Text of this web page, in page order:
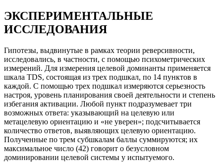
ЭКСПЕРИМЕНТАЛЬНЫЕ
ИССЛЕДОВАНИЯ
Гипотезы, выдвинутые в рамках теории реверсивности,
исследовались, в частности, с помощью психометрических
измерений. Для измерения целевой доминанты применяется
шкала TDS, состоящая из трех подшкал, по 14 пунктов в
каждой. С помощью трех подшкал измеряются серьезность
настроя, уровень планирования своей деятельности и степень
избегания активации. Любой пункт подразумевает три
возможных ответа: указывающий на целевую или
метацелевую ориентацию и «не уверен»; подсчитывается
количество ответов, выявляющих целевую ориентацию.
Полученные по трем субшкалам баллы суммируются; их
максимальное число (42) говорит о безусловном
доминировании целевой системы у испытуемого.